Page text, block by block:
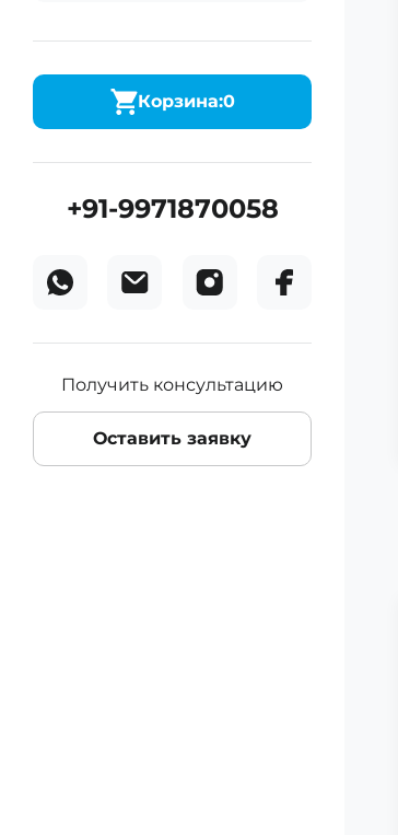
Корзина:0
+91-9971870058
Получить консультацию
Оставить заявку